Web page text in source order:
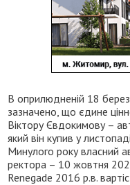
В оприлюдненій 18
зазначено, що єдине
Віктору Євдокимову –
який він купив у
Минулого року власний
ректора – 10 жовтня
Renegade 2016 р.в.